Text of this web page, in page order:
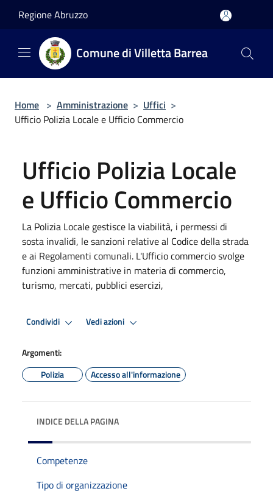
Regione Abruzzo
Comune di Villetta Barrea
Home > Amministrazione > Uffici >
Ufficio Polizia Locale e Ufficio Commercio
Ufficio Polizia Locale
e Ufficio Commercio
La Polizia Locale gestisce la viabilità, i permessi di
sosta invalidi, le sanzioni relative al Codice della strada
e ai Regolamenti comunali. L'Ufficio commercio svolge
funzioni amministrative in materia di commercio,
turismo, mercati, pubblici esercizi,
Condividi Vedi azioni
Argomenti:
Polizia
Accesso all'informazione
INDICE DELLA PAGINA
Competenze
Tipo di organizzazione